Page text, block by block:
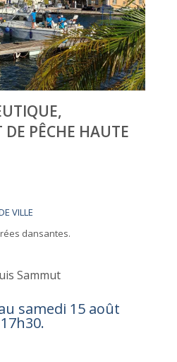
PÊCHE HAUTE
VILLE
dansantes.
Sammut
samedi 15 août